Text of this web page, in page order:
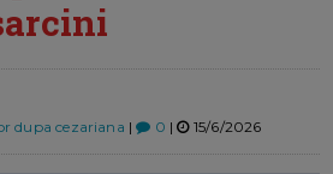
dupa cezariana | 0 | 15/6/2026